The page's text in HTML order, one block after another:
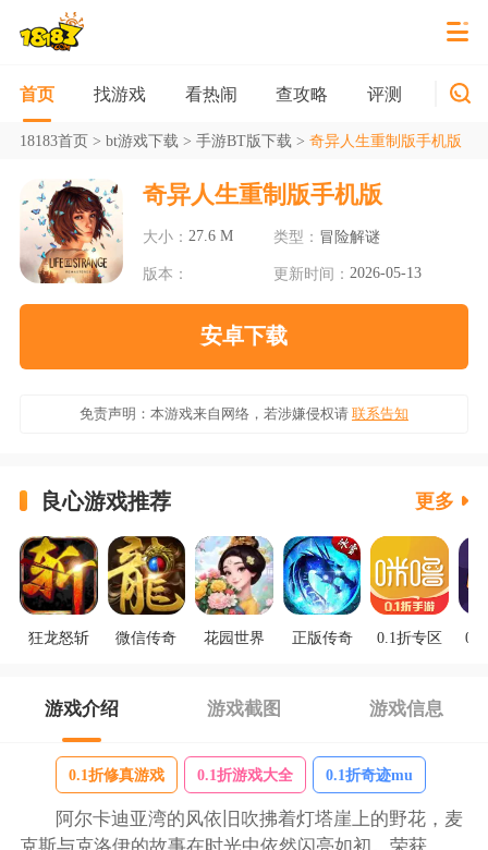
首页 找游戏 看热闹 查攻略 评测 新游
18183首页> bt游戏下载> 手游BT版下载> 奇异人生重制版手机版
奇异人生重制版手机版
大小：27.6 M 类型： 冒险解谜
版本： 更新时间： 2026-05-13
安卓下载
免责声明：本游戏来自网络，若涉嫌侵权请 联系告知
良心游戏推荐 更多
狂龙怒斩 微信传奇 花园世界 正版传奇 0.1折专区
游戏介绍 游戏截图 游戏信息
0.1折修真游戏 0.1折游戏大全 0.1折奇迹mu
阿尔卡迪亚湾的风依旧吹拂着灯塔崖上的野花，麦
克斯与克洛伊的故事在时光中依然闪亮如初。荣获